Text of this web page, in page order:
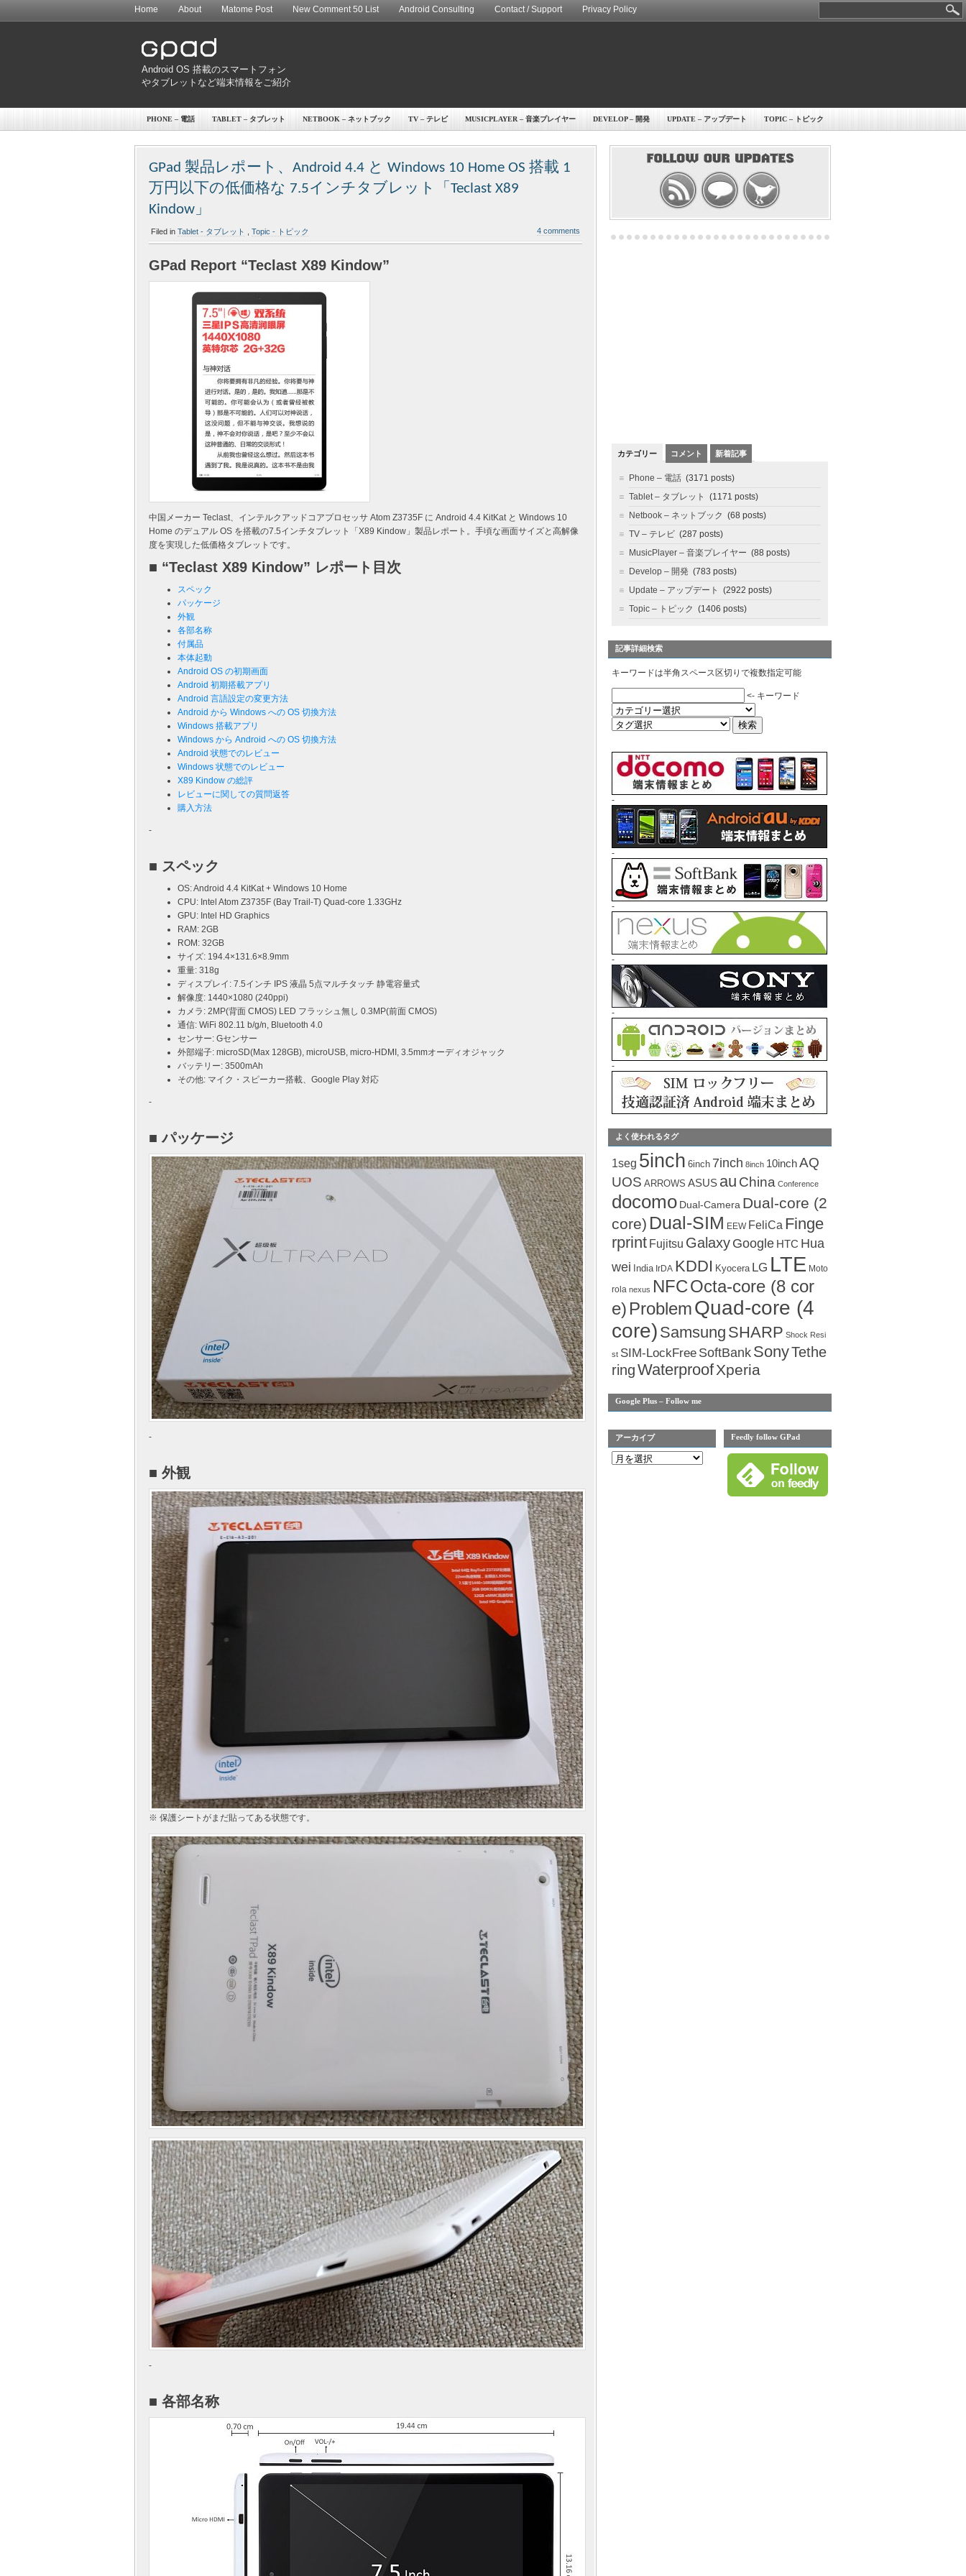
Home About Matome Post New Comment 50 List Android Consulting Contact / Support Privacy Policy
Android OS 搭載のスマートフォン
やタブレットなど端末情報をご紹介
PHONE – 電話 TABLET – タブレット NETBOOK – ネットブック TV – テレビ MUSICPLAYER – 音楽プレイヤー DEVELOP – 開発 UPDATE – アップデート TOPIC – トピック
GPad 製品レポート、Android 4.4 と Windows 10 Home OS 搭載 1
万円以下の低価格な 7.5インチタブレット「Teclast X89
Kindow」
Filed in Tablet - タブレット Topic - トピック 4 comments
GPad Report “Teclast X89 Kindow”
中国メーカー Teclast、インテルクアッドコアプロセッサ Atom Z3735F に Android 4.4 KitKat と Windows 10
Home のデュアル OS を搭載の7.5インチタブレット「X89 Kindow」製品レポート。手頃な画面サイズと高解像
度を実現した低価格タブレットです。
■ “Teclast X89 Kindow” レポート目次
スペック
パッケージ
外観
各部名称
付属品
本体起動
Android OS の初期画面
Android 初期搭載アプリ
Android 言語設定の変更方法
Android から Windows への OS 切換方法
Windows 搭載アプリ
Windows から Android への OS 切換方法
Android 状態でのレビュー
Windows 状態でのレビュー
X89 Kindow の総評
レビューに関しての質問返答
購入方法
-
■ スペック
OS: Android 4.4 KitKat + Windows 10 Home
CPU: Intel Atom Z3735F (Bay Trail-T) Quad-core 1.33GHz
GPU: Intel HD Graphics
RAM: 2GB
ROM: 32GB
サイズ: 194.4×131.6×8.9mm
重量: 318g
ディスプレイ: 7.5インチ IPS 液晶 5点マルチタッチ 静電容量式
解像度: 1440×1080 (240ppi)
カメラ: 2MP(背面 CMOS) LED フラッシュ無し 0.3MP(前面 CMOS)
通信: WiFi 802.11 b/g/n, Bluetooth 4.0
センサー: Gセンサー
外部端子: microSD(Max 128GB), microUSB, micro-HDMI, 3.5mmオーディオジャック
バッテリー: 3500mAh
その他: マイク・スピーカー搭載、Google Play 対応
-
■ パッケージ
-
■ 外観
※ 保護シートがまだ貼ってある状態です。
-
■ 各部名称
カテゴリー コメント 新着記事
Phone – 電話 (3171 posts)
Tablet – タブレット
(1171 posts)
Netbook – ネットブック (68 posts)
TV – テレビ (287 posts)
MusicPlayer – 音楽プレイヤー (88 posts)
Develop – 開発 (783 posts)
Update – アップデート
(2922 posts)
Topic – トピック (1406 posts)
記事詳細検索
キーワードは半角スペース区切りで複数指定可能
<- キーワード
-
-
-
-
-
-
よく使われるタグ
1seg 5inch 6inch 7inch 8inch 10inchAQ
UOS ARROWS ASUS au China Conference
docomo Dual-Camera Dual-core (2
core) Dual-SIM EEW FeliCa Finge
rprint Fujitsu Galaxy Google HTC Hua
wei India IrDA KDDI Kyocera LG LTE Moto
rola nexus NFCOcta-core (8 cor
e) ProblemQuad-core (4
core) Samsung SHARP Shock Resi
st SIM-LockFree SoftBank SonyTethe
ringWaterproofXperia
Google Plus – Follow me
アーカイブ Feedly follow GPad